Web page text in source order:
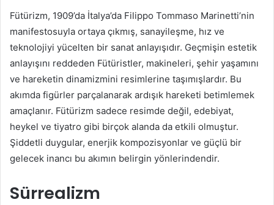
Fütürizm, 1909’da İtalya’da Filippo Tommaso Marinetti’nin
manifestosuyla ortaya çıkmış, sanayileşme, hız ve
teknolojiyi yücelten bir sanat anlayışıdır. Geçmişin estetik
anlayışını reddeden Fütüristler, makineleri, şehir yaşamını
ve hareketin dinamizmini resimlerine taşımışlardır. Bu
akımda figürler parçalanarak ardışık hareketi betimlemek
amaçlanır. Fütürizm sadece resimde değil, edebiyat,
heykel ve tiyatro gibi birçok alanda da etkili olmuştur.
Şiddetli duygular, enerjik kompozisyonlar ve güçlü bir
gelecek inancı bu akımın belirgin yönlerindendir.
Sürrealizm